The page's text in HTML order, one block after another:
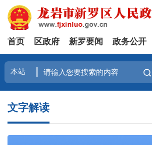
首页 区政府 新罗要闻 政务公开
文字解读